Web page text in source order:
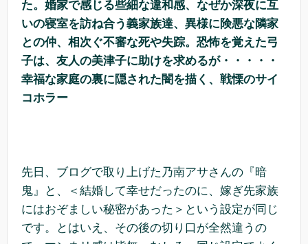
た。婚家で感じる些細な違和感、なぜか深夜に互
いの寝室を訪ね合う義家族達、異様に険悪な隣家
との仲、相次ぐ不審な死や失踪。恐怖を覚えた弓
子は、友人の美津子に助けを求めるが・・・・・
幸福な家庭の裏に隠された闇を描く、戦慄のサイ
コホラー
先日、ブログで取り上げた乃南アサさんの『暗
鬼』と、＜結婚して幸せだったのに、嫁ぎ先家族
にはおぞましい秘密があった＞という設定が同じ
です。とはいえ、その後の切り口が全然違うの